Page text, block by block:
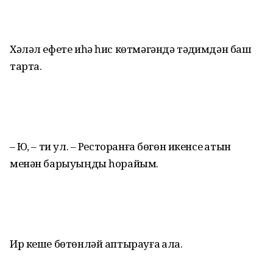
Хәләл ефете иһә һис көтмәгәндә тәҡдимдән баш
тарта.
– Юҡ, – ти ул. – Ресторанға бөгөн икенсе ҡатын
менән барыуыңды һорайым.
Ир кеше бөтөнләй аптырауға ҡала.